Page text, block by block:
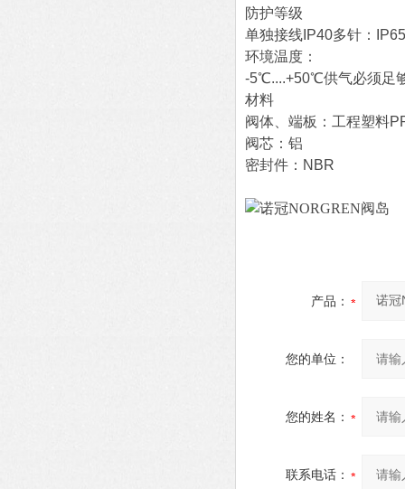
防护等级
单独接线IP40多针：IP65
环境温度：
-5℃....+50℃供气必须足
材料
阀体、端板：工程塑料
阀芯：铝
密封件：NBR
产品：
您的单位：
您的姓名：
联系电话：